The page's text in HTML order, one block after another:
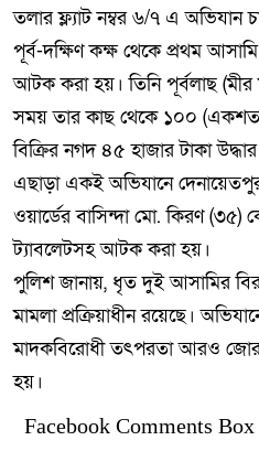
তলার ফ্ল্যাট নম্বর ৬/৭ এ অভিযান
পূর্ব-দক্ষিণ কক্ষ থেকে প্রথম
আটক করা হয়। তিনি পূর্বলাছ (মীর
সময় তার কাছ থেকে ১০০ (একশত)
বিক্রির নগদ ৪৫ হাজার টাকা
এছাড়া একই অভিযানে
ওয়ার্ডের বাসিন্দা মো. কিরণ (৩৫)
ট্যাবলেটসহ আটক করা হয়।
পুলিশ জানায়, ধৃত দুই আসামির
মামলা প্রক্রিয়াধীন রয়েছে।
মাদকবিরোধী তৎপরতা আরও
হয়।
Facebook Comments Box